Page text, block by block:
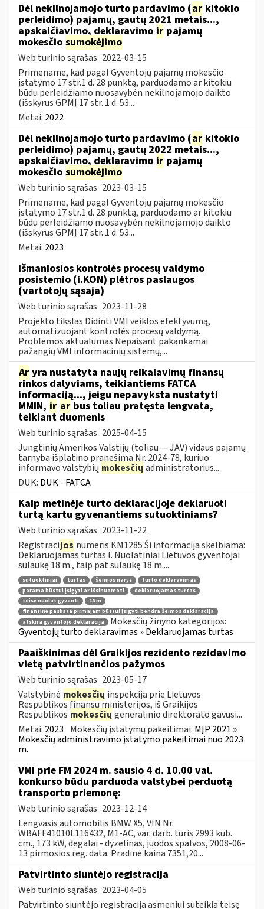
Dėl nekilnojamojo turto pardavimo (ar kitokio
perleidimo) pajamų, gautų 2021 metais...,
apskaičiavimo, deklaravimo ir pajamų
mokesčio sumokėjimo
Web turinio sąrašas 2022-03-15
Primename, kad pagal Gyventojų pajamų mokesčio
įstatymo 17 str.1 d. 28 punktą, parduodamo ar kitokiu
būdu perleidžiamo nuosavybėn nekilnojamojo daikto
(išskyrus GPMĮ 17 str. 1 d. 53...
Metai: 2022
Dėl nekilnojamojo turto pardavimo (ar kitokio
perleidimo) pajamų, gautų 2022 metais...,
apskaičiavimo, deklaravimo ir pajamų
mokesčio sumokėjimo
Web turinio sąrašas 2023-03-15
Primename, kad pagal Gyventojų pajamų mokesčio
įstatymo 17 str.1 d. 28 punktą, parduodamo ar kitokiu
būdu perleidžiamo nuosavybėn nekilnojamojo daikto
(išskyrus GPMĮ 17 str. 1 d. 53...
Metai: 2023
Išmaniosios kontrolės procesų valdymo
posistemio (i.KON) plėtros paslaugos
(vartotojų sąsaja)
Web turinio sąrašas 2023-11-28
Projekto tikslas Didinti VMI veiklos efektyvumą,
automatizuojant kontrolės procesų valdymą.
Problemos aktualumas Nepaisant pakankamai
pažangių VMI informacinių sistemų,...
Ar yra nustatyta naujų reikalavimų finansų
rinkos dalyviams, teikiantiems FATCA
informaciją..., jeigu nepavyksta nustatyti
MMIN, ir ar bus toliau pratęsta lengvata,
teikiant duomenis
Web turinio sąrašas 2025-04-15
Jungtinių Amerikos Valstijų (toliau — JAV) vidaus pajamų
tarnyba išplatino pranešimą Nr. 2024-78, kuriuo
informavo valstybių mokesčių administratorius...
DUK: DUK - FATCA
Kaip metinėje turto deklaracijoje deklaruoti
turtą kartu gyvenantiems sutuoktiniams?
Web turinio sąrašas 2023-11-22
Registracijos numeris KM1285 Ši informacija skelbiama:
Deklaruojamas turtas I. Nuolatiniai Lietuvos gyventojai
sulaukę 18 m., taip pat sulaukę 18 m....
sutuoktiniai turtas šeimos narys
turto deklaravimas
parama būstui įsigyti ar išsinuomoti
deklaruojamas turtas
teisė nuolat gyventi
18 m
finansinė paskata pirmajam būstui įsigyti bendra šeimos deklaracija
atskira gyventojo deklaracija
Mokesčių žinyno kategorijos:
Gyventojų turto deklaravimas » Deklaruojamas turtas
Paaiškinimas dėl Graikijos rezidento rezidavimo
vietą patvirtinančios pažymos
Web turinio sąrašas 2023-05-17
Valstybinė mokesčių inspekcija prie Lietuvos
Respublikos finansų ministerijos, iš Graikijos
Respublikos mokesčių generalinio direktorato gavusi...
Metai: 2023 Mokesčių įstatymų pakeitimai: MĮP 2021 »
Mokesčių administravimo įstatymo pakeitimai nuo 2023
m.
VMI prie FM 2024 m. sausio 4 d. 10.00 val.
konkurso būdu parduoda valstybei perduotą
transporto priemonę:
Web turinio sąrašas 2023-12-14
Lengvasis automobilis BMW X5, VIN Nr.
WBAFF41010L116432, M1-AC, var. darb. tūris 2993 kub.
cm., 173 kW, degalai - dyzelinas, juodos spalvos, 2008-06-
13 pirmosios reg. data. Pradinė kaina 7351,20...
Patvirtinto siuntėjo registracija
Web turinio sąrašas 2023-04-05
Patvirtinto siuntėjo registracija asmeniui suteikia teisę